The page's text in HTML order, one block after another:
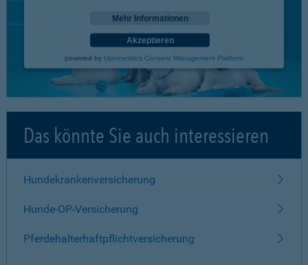
Mehr Informationen
Akzeptieren
powered by Usercentrics Consent Management Platform
Das könnte Sie auch interessieren
Hundekrankenversicherung
Hunde-OP-Versicherung
Pferdehalterhaftpflichtversicherung